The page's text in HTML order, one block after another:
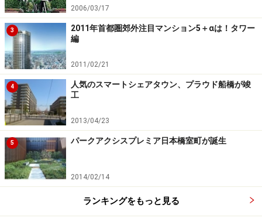
「現在マンション購入を検討している理由」（出典：メジャ
ーセブンのマンショントレンド調査Vol22）
同調査によれば、「現在マンションを購入している理
由」として、「もっと広い家に住みたいから」としてい
る人が全体の21.3％で1位です。器が大きい方が、家族構
成の変化や成長に対応しやすく暮らしに余裕ができま
す。できれば今の家よりも＋15平米ぐらいの広さは欲し
いところでしょう。
2006/03/17
3
2011年首都圏郊外注目マンション5＋αは！タワー
編
2011/02/21
4
人気のスマートシェアタウン、プラウド船橋が竣
工
2013/04/23
5 パークアクシスプレミア日本橋室町が誕生
2014/02/14
ランキングをもっと見る